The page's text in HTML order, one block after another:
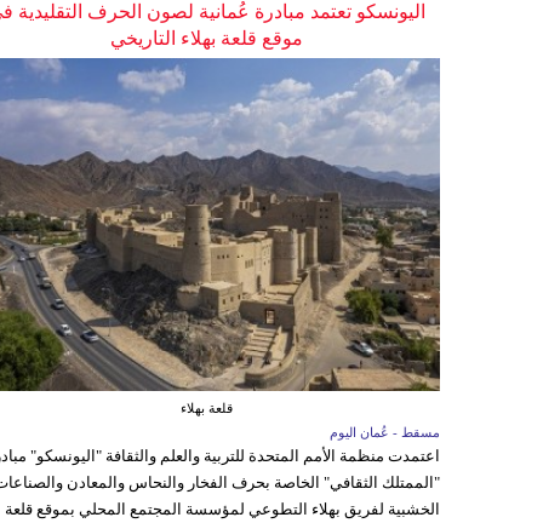
اليونسكو تعتمد مبادرة عُمانية لصون الحرف التقليدية
موقع قلعة بهلاء التاريخي
قلعة بهلاء
مسقط - عُمان اليوم
اعتمدت منظمة الأمم المتحدة للتربية والعلم والثقافة "اليونسكو"
"الممتلك الثقافي" الخاصة بحرف الفخار والنحاس والمعادن
الخشبية لفريق بهلاء التطوعي لمؤسسة المجتمع المحلي بموقع قلعة